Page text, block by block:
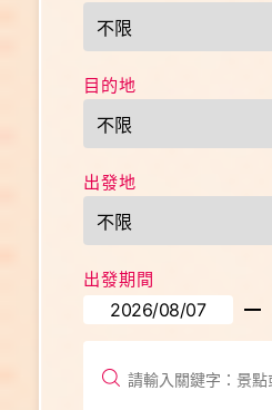
目的地
出發地
出發期間